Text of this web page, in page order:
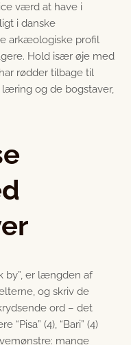
værd at have i
i danske
arkæologiske profil
Hold især øje med
rødder tilbage til
læring og de bogstaver,
by”, er længden af
og skriv de
ord – det
(4), “Bari” (4)
mange